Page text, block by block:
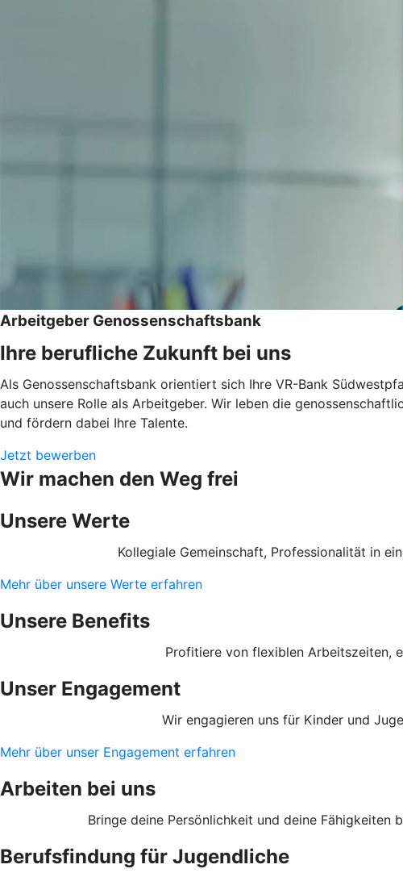
Arbeitgeber Genossenschaftsbank
Ihre berufliche Zukunft bei uns
Als Genossenschaftsbank orientiert sich Ihre VR-Bank
auch unsere Rolle als Arbeitgeber. Wir leben die
und fördern dabei Ihre Talente.
Jetzt bewerben
Wir machen den Weg frei
Unsere Werte
Kollegiale Gemeinschaft, Professionalität in
Mehr über unsere Werte erfahren
Unsere Benefits
Profitiere von flexiblen Arbeitszeiten,
Unser Engagement
Wir engagieren uns für Kinder und
Mehr über unser Engagement erfahren
Arbeiten bei uns
Bringe deine Persönlichkeit und deine Fähigkeiten
Berufsfindung für Jugendliche